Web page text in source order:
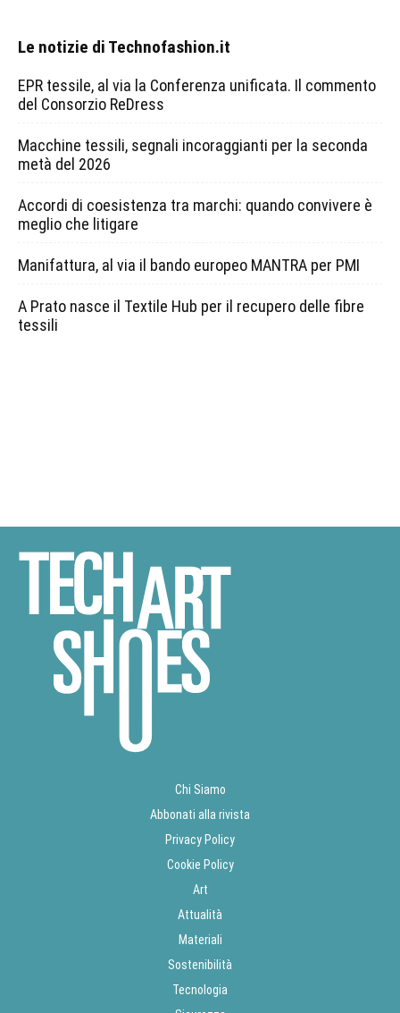
Le notizie di Technofashion.it
EPR tessile, al via la Conferenza unificata. Il commento
del Consorzio ReDress
Macchine tessili, segnali incoraggianti per la seconda
metà del 2026
Accordi di coesistenza tra marchi: quando convivere è
meglio che litigare
Manifattura, al via il bando europeo MANTRA per PMI
A Prato nasce il Textile Hub per il recupero delle fibre
tessili
Chi Siamo
Abbonati alla rivista
Privacy Policy
Cookie Policy
Art
Attualità
Materiali
Sostenibilità
Tecnologia